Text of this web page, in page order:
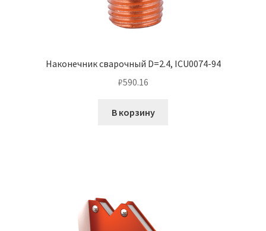
Наконечник сварочный D=2.4, ICU0074-94
₽590.16
В корзину